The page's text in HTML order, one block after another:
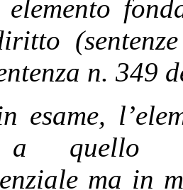
elemento
n. 349
esame,
a quello
ma in